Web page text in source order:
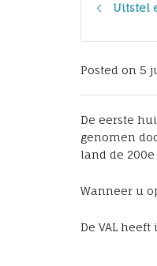
Uitstel
Posted on 5
De eerste
genomen
land de
Wanneer u
De VAL